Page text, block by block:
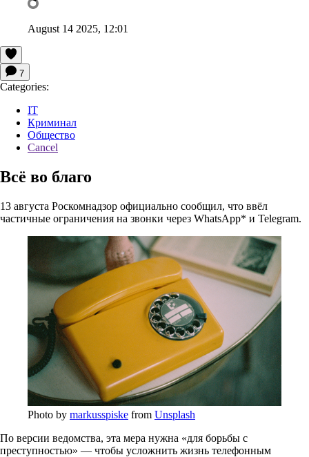
August 14 2025, 12:01
7
Categories:
IT
Криминал
Общество
Cancel
Всё во благо
13 августа Роскомнадзор официально сообщил, что ввёл
частичные ограничения на звонки через WhatsApp* и Telegram.
Photo by markusspiske from Unsplash
По версии ведомства, эта мера нужна «для борьбы с
преступностью» — чтобы усложнить жизнь телефонным